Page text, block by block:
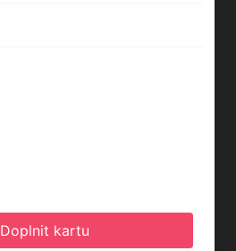
Doplnit kartu